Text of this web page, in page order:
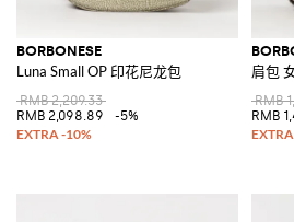
BORBONESE
Luna Small OP 印花尼龙包
RMB 2,209.33
RMB 2,098.89
-5%
肩包
RMB
RMB